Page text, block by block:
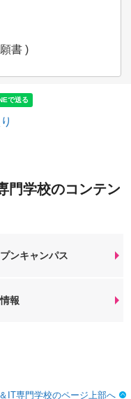
書 )
門学校のコンテン
ンキャンパス
報
IT専門学校のページ上部へ